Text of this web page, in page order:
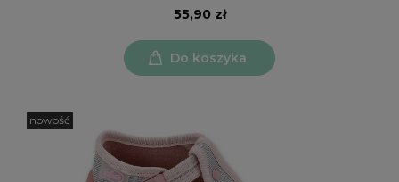
55,90 zł
Do koszyka
nowość